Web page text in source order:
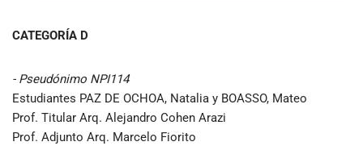
CATEGORÍA D
- Pseudónimo NPI114
Estudiantes PAZ DE OCHOA, Natalia y BOASSO, Mateo
Prof. Titular Arq. Alejandro Cohen Arazi
Prof. Adjunto Arq. Marcelo Fiorito